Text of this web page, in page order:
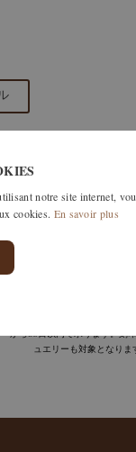
ュエリーも対象となりま
notre site internet,
cookies. En savoir plus